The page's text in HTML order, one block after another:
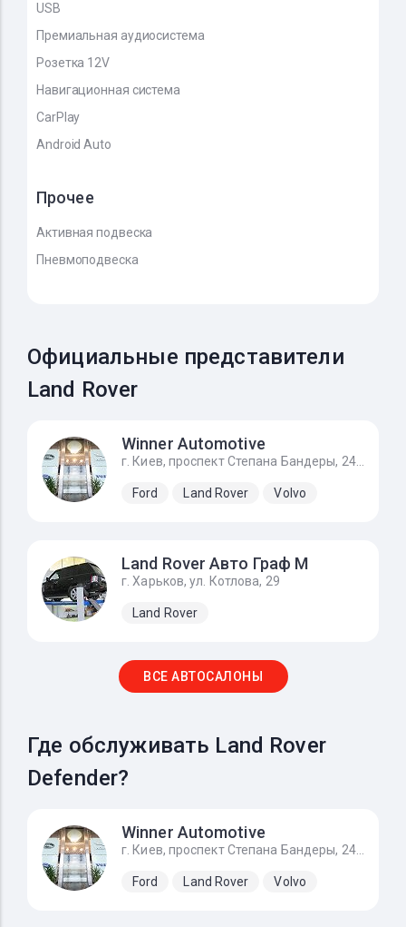
USB
Премиальная аудиосистема
Розетка 12V
Навигационная система
CarPlay
Android Auto
Прочее
Активная подвеска
Пневмоподвеска
Официальные представители
Land Rover
Winner Automotive
г. Киев, проспект Степана Бандеры, 24Д
Ford Land Rover Volvo
Land Rover Авто Граф М
г. Харьков, ул. Котлова, 29
Land Rover
ВСЕ АВТОСАЛОНЫ
Где обслуживать Land Rover
Defender?
Winner Automotive
г. Киев, проспект Степана Бандеры, 24Д
Ford Land Rover Volvo